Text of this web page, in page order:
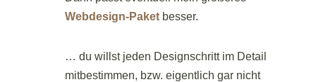
Webdesign-Paket besser.
… du willst jeden Designschritt im Detail
mitbestimmen, bzw. eigentlich gar nicht